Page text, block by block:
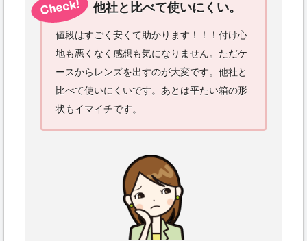
他社と比べて使いにくい。
値段はすごく安くて助かります！！！付け心
地も悪くなく感想も気になりません。ただケ
ースからレンズを出すのが大変です。他社と
比べて使いにくいです。あとは平たい箱の形
状もイマイチです。